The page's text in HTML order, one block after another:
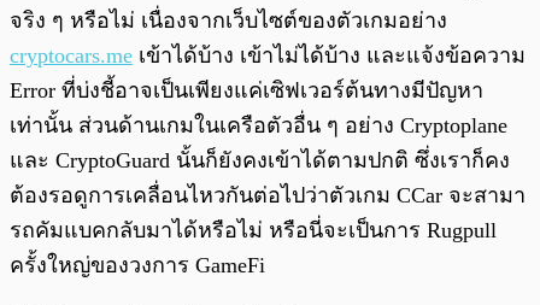
จริง ๆ หรือไม่ เนื่องจากเว็บไซต์ของตัวเกมอย่าง
cryptocars.me เข้าได้บ้าง เข้าไม่ได้บ้าง และแจ้งข้อความ
Error ที่บ่งชี้อาจเป็นเพียงแค่เซิฟเวอร์ต้นทางมีปัญหา
เท่านั้น ส่วนด้านเกมในเครือตัวอื่น ๆ อย่าง Cryptoplane
และ CryptoGuard นั้นก็ยังคงเข้าได้ตามปกติ ซึ่งเราก็คง
ต้องรอดูการเคลื่อนไหวกันต่อไปว่าตัวเกม CCar จะสามา
รถคัมแบคกลับมาได้หรือไม่ หรือนี่จะเป็นการ Rugpull
ครั้งใหญ่ของวงการ GameFi